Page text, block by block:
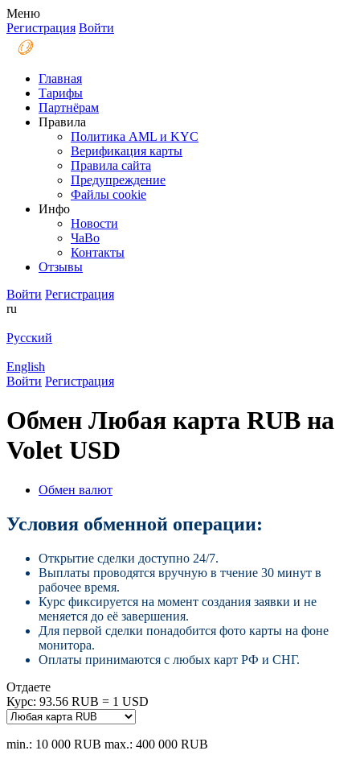
Меню
Регистрация Войти
Главная
Тарифы
Партнёрам
Правила
Политика AML и KYC
Верификация карты
Правила сайта
Предупреждение
Файлы coоkie
Инфо
Новости
ЧаВо
Контакты
Отзывы
Войти Регистрация
ru
Русский
English
Войти Регистрация
Обмен Любая карта RUB на
Volet USD
Обмен валют
Условия обменной операции:
Открытие сделки доступно 24/7.
Выплаты проводятся вручную в тчение 30 минут в
рабочее время.
Курс фиксируется на момент создания заявки и не
меняется до её завершения.
Для первой сделки понадобится фото карты на фоне
монитора.
Оплаты принимаются с любых карт РФ и СНГ.
Отдаете
Курс: 93.56 RUB = 1 USD
min.: 10 000 RUB max.: 400 000 RUB